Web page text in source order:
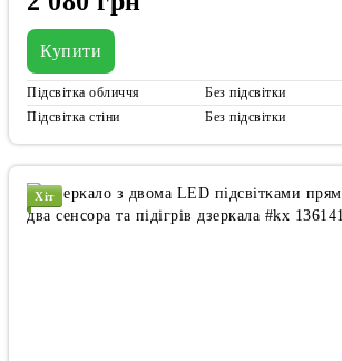
Купити
Підсвітка обличчя
Без підсвітки
Підсвітка стіни
Без підсвітки
Хіт